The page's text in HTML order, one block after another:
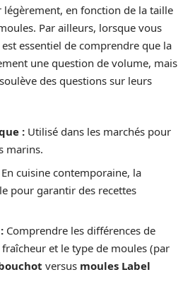
en fonction de la taille
Par ailleurs, lorsque vous
essentiel de comprendre que la
une question de volume, mais
des questions sur leurs
: Utilisé dans les marchés pour
marins.
En cuisine contemporaine, la
pour garantir des recettes
Comprendre les différences de
et le type de moules (par
versus moules Label